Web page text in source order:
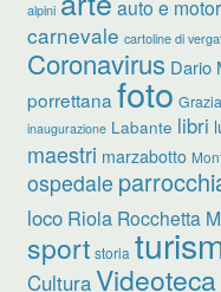
alpini
auto e
carnevale cartoline di
Coronavirus Dario
porrettana foto
inaugurazione Labante libri
maestri marzabotto
ospedale
loco Riola Rocchetta
sport storia
CulturaVideoteca